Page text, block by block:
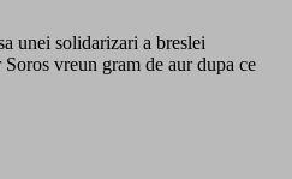
unei solidarizari a breslei
vreun gram de aur dupa ce